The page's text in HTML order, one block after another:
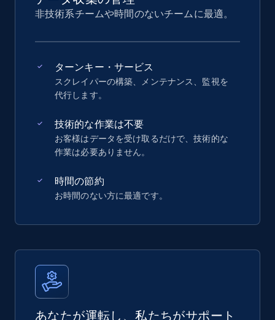
非技術系チームや時間のないチームに最適。
ターンキー・サービス
スクレイパーの構築、メンテナンス、監視を
代行します。
技術的な作業は不要
お客様はデータを受け取るだけで、技術的な
作業は必要ありません。
時間の節約
お時間のない方に最適です。
あなたが運転し、私たちがサポート